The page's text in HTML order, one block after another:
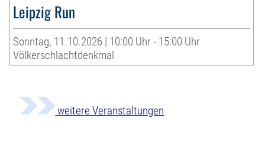
Leipzig Run
Sonntag, 11.10.2026 | 10:00 Uhr - 15:00 Uhr
Völkerschlachtdenkmal
weitere Veranstaltungen